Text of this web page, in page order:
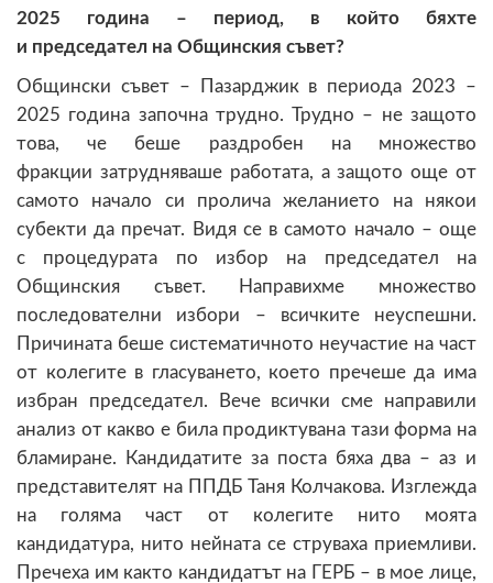
2025 година – период, в който бяхте
и председател на Общинския съвет?
Общински съвет – Пазарджик в периода 2023 –
2025 година започна трудно. Трудно – не защото
това, че беше раздробен на множество
фракции затрудняваше работата, а защото още от
самото начало си пролича желанието на някои
субекти да пречат. Видя се в самото начало – още
с процедурата по избор на председател на
Общинския съвет. Направихме множество
последователни избори – всичките неуспешни.
Причината беше систематичното неучастие на част
от колегите в гласуването, което пречеше да има
избран председател. Вече всички сме направили
анализ от какво е била продиктувана тази форма на
бламиране. Кандидатите за поста бяха два – аз и
представителят на ППДБ Таня Колчакова. Изглежда
на голяма част от колегите нито моята
кандидатура, нито нейната се струваха приемливи.
Пречеха им както кандидатът на ГЕРБ – в мое лице,